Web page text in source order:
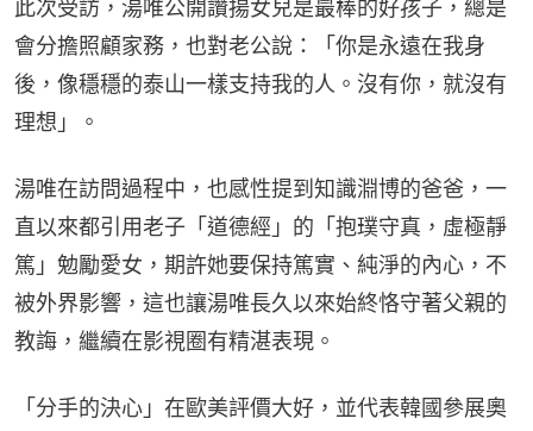
此次受訪，湯唯公開讚揚女兒是最棒的好孩子，總是
會分擔照顧家務，也對老公說：「你是永遠在我身
後，像穩穩的泰山一樣支持我的人。沒有你，就沒有
理想」。
湯唯在訪問過程中，也感性提到知識淵博的爸爸，一
直以來都引用老子「道德經」的「抱璞守真，虛極靜
篤」勉勵愛女，期許她要保持篤實、純淨的內心，不
被外界影響，這也讓湯唯長久以來始終恪守著父親的
教誨，繼續在影視圈有精湛表現。
「分手的決心」在歐美評價大好，並代表韓國參展奧